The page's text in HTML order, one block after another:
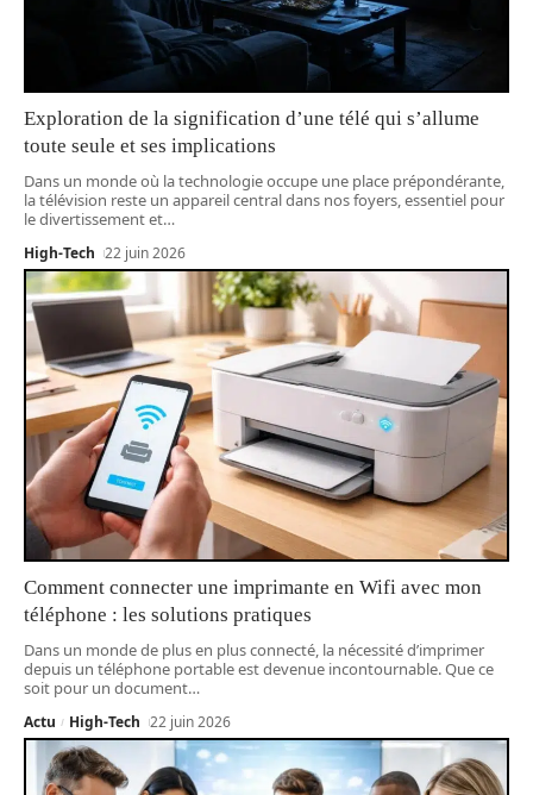
Exploration de la signification d’une télé qui s’allume
toute seule et ses implications
Dans un monde où la technologie occupe une place prépondérante,
la télévision reste un appareil central dans nos foyers, essentiel pour
le divertissement et…
High-Tech 22 juin 2026
Comment connecter une imprimante en Wifi avec mon
téléphone : les solutions pratiques
Dans un monde de plus en plus connecté, la nécessité d’imprimer
depuis un téléphone portable est devenue incontournable. Que ce
soit pour un document…
Actu High-Tech 22 juin 2026